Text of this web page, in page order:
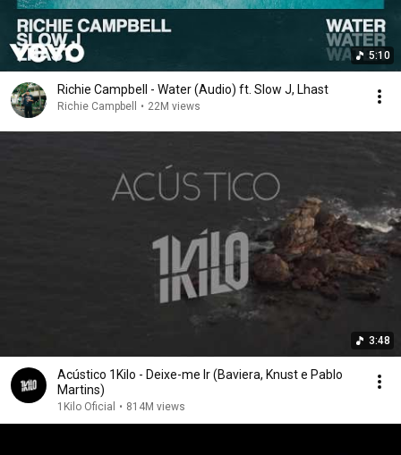
5:10
Richie Campbell - Water (Audio) ft. Slow J, Lhast
Richie Campbell • 22M views
3:48
Acústico 1Kilo - Deixe-me Ir (Baviera, Knust e Pablo
Martins)
1Kilo Oficial • 814M views